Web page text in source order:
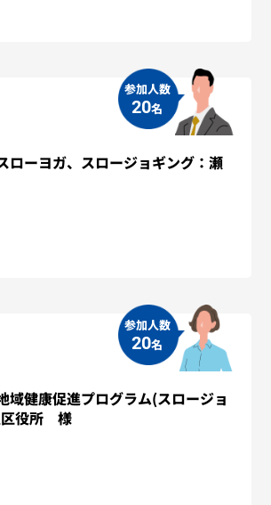
参加人数
20名
ローヨガ、スロージョギング：瀬
参加人数
20名
域健康促進プログラム(スロージョ
区役所 様